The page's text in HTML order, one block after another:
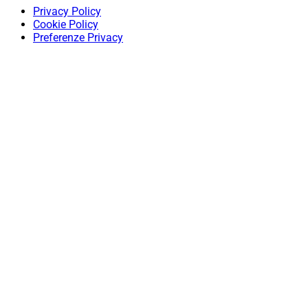
Privacy Policy
Cookie Policy
Preferenze Privacy